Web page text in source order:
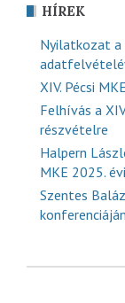
HÍREK
Nyilatkozat a
XIV. Pécsi
Felhívás a
részvételre
Halpern
MKE 2025.
Szentes
konferenciáján